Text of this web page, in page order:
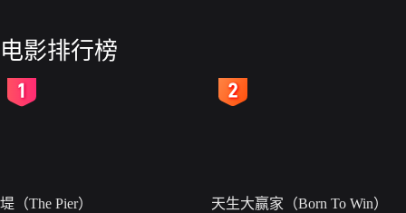
电影排行榜
堤（The Pier） 天生大赢家（Born To Win）